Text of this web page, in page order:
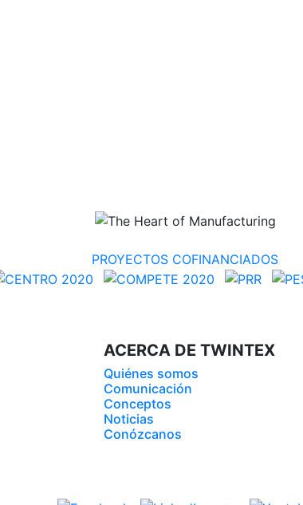
PROYECTOS COFINANCIADOS
ACERCA DE TWINTEX
Quiénes somos
Comunicación
Conceptos
Noticias
Conózcanos